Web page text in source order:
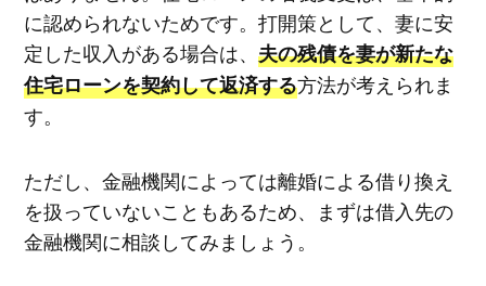
に認められないためです。打開策として、妻に安
定した収入がある場合は、 夫の残債を妻が新たな
住宅ローンを契約して返済する方法が考えられま
す。
ただし、金融機関によっては離婚による借り換え
を扱っていないこともあるため、まずは借入先の
金融機関に相談してみましょう。